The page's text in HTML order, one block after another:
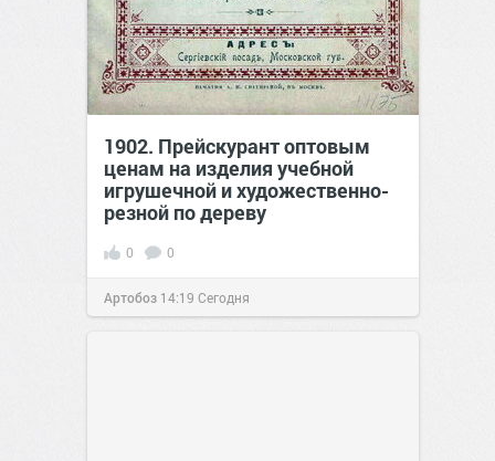
1902. Прейскурант оптовым
ценам на изделия учебной
игрушечной и художественно-
резной по дереву
0 0
Артобоз 14:19 Сегодня